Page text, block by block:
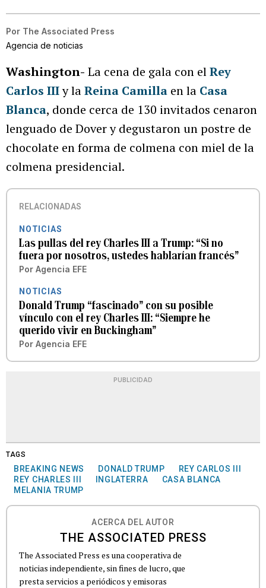
Por The Associated Press
Agencia de noticias
Washington- La cena de gala con elRey
Carlos IIIy laReina Camilla en la Casa
Blanca, donde cerca de 130 invitados cenaron
lenguado de Dover y degustaron un postre de
chocolate en forma de colmena con miel de la
colmena presidencial.
RELACIONADAS
NOTICIAS
Las pullas del rey Charles III a Trump: “Si no
fuera por nosotros, ustedes hablarían francés”
Por Agencia EFE
NOTICIAS
Donald Trump “fascinado” con su posible
vínculo con el rey Charles III: “Siempre he
querido vivir en Buckingham”
Por Agencia EFE
PUBLICIDAD
TAGS
BREAKING NEWS DONALD TRUMP
REY CARLOS III
REY CHARLES III
INGLATERRA
CASA BLANCA
MELANIA TRUMP
ACERCA DEL AUTOR
THE ASSOCIATED PRESS
The Associated Press es una cooperativa de
noticias independiente, sin fines de lucro, que
presta servicios a periódicos y emisoras